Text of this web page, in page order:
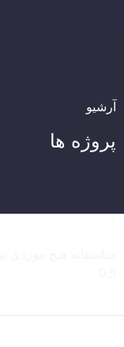
آرشیو
پروژه ها